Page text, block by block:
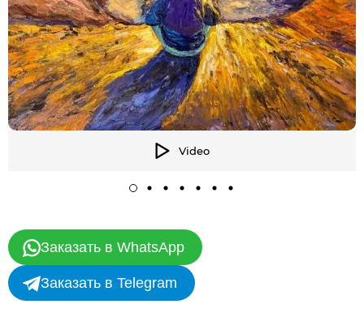
Video
Заказать в WhatsApp
Заказать в Telegram